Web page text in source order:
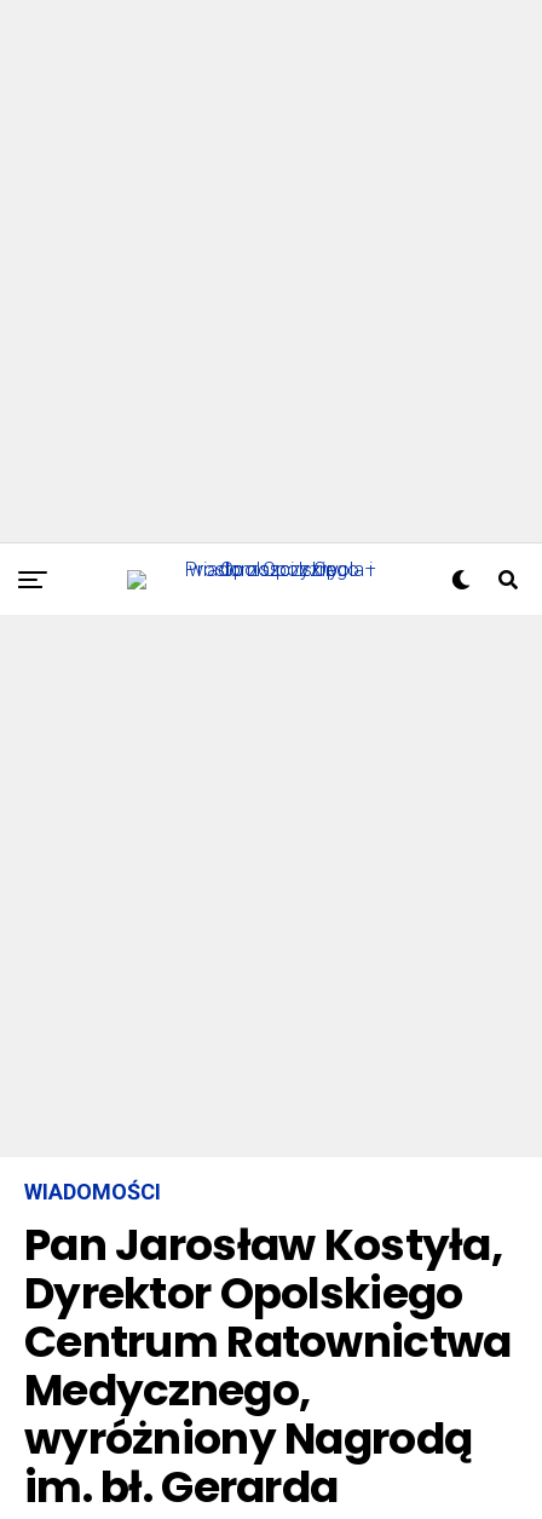
WIADOMOŚCI
Pan Jarosław Kostyła,
Dyrektor Opolskiego
Centrum Ratownictwa
Medycznego,
wyróżniony Nagrodą
im. bł. Gerarda